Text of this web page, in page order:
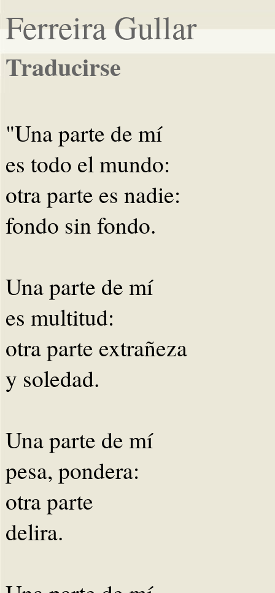
Ferreira Gullar
Traducirse
"Una parte de mí
es todo el mundo:
otra parte es nadie:
fondo sin fondo.
Una parte de mí
es multitud:
otra parte extrañeza
y soledad.
Una parte de mí
pesa, pondera:
otra parte
delira.